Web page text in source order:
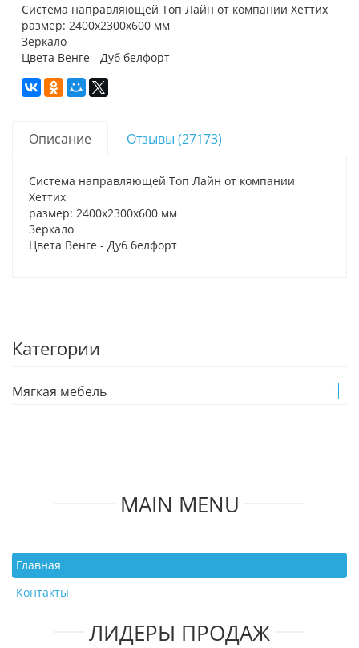
Система направляющей Топ Лайн от компании Хеттих
размер: 2400х2300х600 мм
Зеркало
Цвета Венге - Дуб белфорт
Описание Отзывы (27173)
Система направляющей Топ Лайн от компании
Хеттих
размер: 2400х2300х600 мм
Зеркало
Цвета Венге - Дуб белфорт
Категории
Мягкая мебель
MAIN MENU
Главная
Контакты
ЛИДЕРЫ ПРОДАЖ